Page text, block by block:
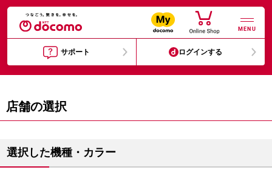
MENU
サポート ログインする
店舗の選択
選択した機種・カラー